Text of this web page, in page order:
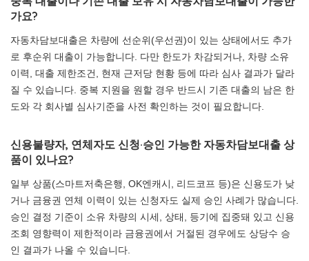
가요?
자동차담보대출은 차량에 선순위(우선권)이 있는 상태에서도 추가
로 후순위 대출이 가능합니다. 다만 한도가 차감되거나, 차량 소유
이력, 대출 제한조건, 현재 근저당 현황 등에 따라 심사 결과가 달라
질 수 있습니다. 중복 지원을 원할 경우 반드시 기존 대출의 남은 한
도와 각 회사별 심사기준을 사전 확인하는 것이 필요합니다.
신용불량자, 연체자도 신청·승인 가능한 자동차담보대출 상
품이 있나요?
일부 상품(스마트저축은행, OK엔캐시, 리드코프 등)은 신용도가 낮
거나 금융권 연체 이력이 있는 신청자도 실제 승인 사례가 많습니다.
승인 결정 기준이 소유 차량의 시세, 상태, 등기에 집중돼 있고 신용
조회 영향력이 제한적이라 금융권에서 거절된 경우에도 상당수 승
인 결과가 나올 수 있습니다.